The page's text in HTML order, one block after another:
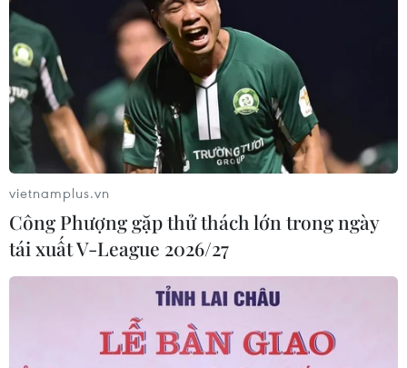
vietnamplus.vn
Công Phượng gặp thử thách lớn trong ngày
tái xuất V-League 2026/27